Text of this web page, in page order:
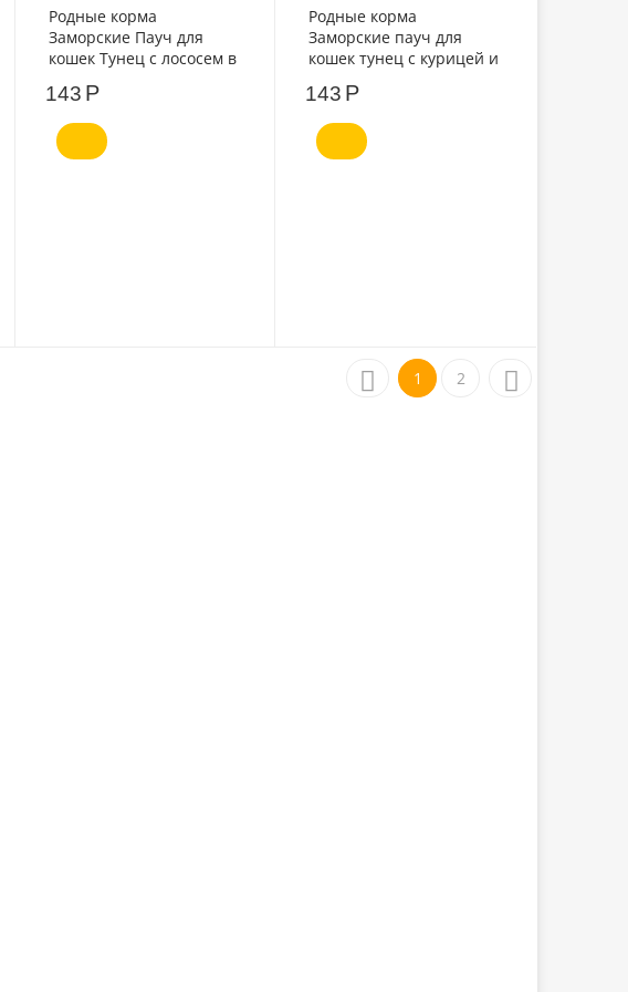
Родные корма
Заморские Пауч для
кошек Тунец с лососем в
143 Р
Родные корма
Заморские пауч для
кошек тунец с курицей и
тайски 70г
143 Р
1 2